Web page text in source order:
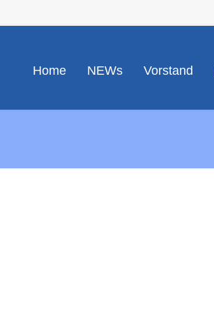
Home NEWs Vorstand